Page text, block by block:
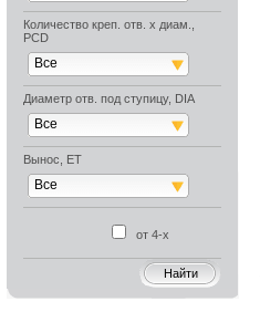
Количество креп. отв. х диам.,
PCD
Все
Диаметр отв. под ступицу, DIA
Все
Вынос, ET
Все
от 4-х